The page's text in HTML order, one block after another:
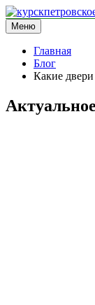
Перейти
к
содержимому
курскпетровское.рф
информационный
Меню
Главная
Блог
Какие